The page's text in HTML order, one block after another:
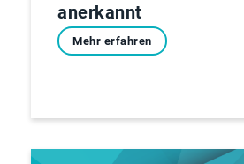
anerkannt
Mehr erfahren